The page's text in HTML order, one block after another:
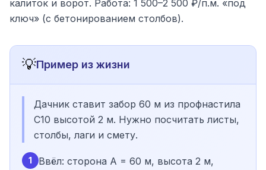
калиток и ворот. Работа: 1 500–2 500 ₽/п.м. «под
ключ» (с бетонированием столбов).
💡Пример из жизни
Дачник ставит забор 60 м из профнастила
С10 высотой 2 м. Нужно посчитать листы,
столбы, лаги и смету.
1
Ввёл: сторона A = 60 м, высота 2 м,